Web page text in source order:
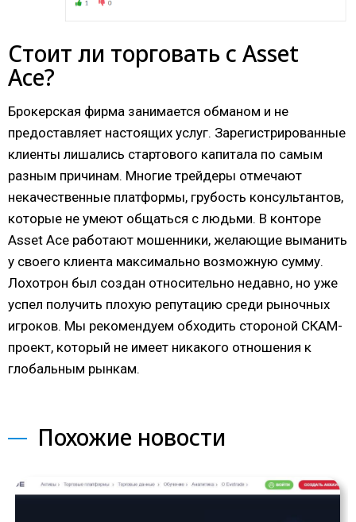
Стоит ли торговать с Asset
Ace?
Брокерская фирма занимается обманом и не
предоставляет настоящих услуг. Зарегистрированные
клиенты лишались стартового капитала по самым
разным причинам. Многие трейдеры отмечают
некачественные платформы, грубость консультантов,
которые не умеют общаться с людьми. В конторе
Asset Ace работают мошенники, желающие выманить
у своего клиента максимально возможную сумму.
Лохотрон был создан относительно недавно, но уже
успел получить плохую репутацию среди рыночных
игроков. Мы рекомендуем обходить стороной СКАМ-
проект, который не имеет никакого отношения к
глобальным рынкам.
Похожие новости